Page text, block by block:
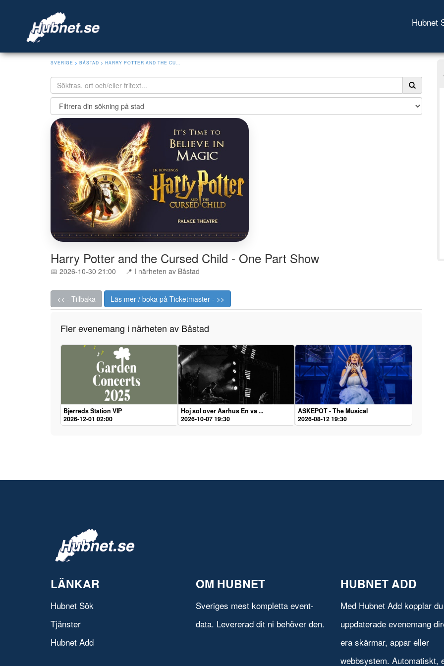
Hubnet
SVERIGE > BÅSTAD > HARRY POTTER AND THE CU...
Harry Potter and the Cursed Child - One Part Show
📅 2026-10-30 21:00 📍 I närheten av Båstad
<< - Tillbaka Läs mer / boka på Ticketmaster - >>
Fler evenemang i närheten av Båstad
Bjerreds Station VIP
2026-12-01 02:00
Hoj sol over Aarhus En va ...
2026-10-07 19:30
ASKEPOT - The Musical
2026-08-12 19:30
LÄNKAR
Hubnet Sök
Tjänster
Hubnet Add
OM HUBNET
Sveriges mest kompletta event-
data. Levererad dit ni behöver den.
HUBNET ADD
Med Hubnet Add kopplar
uppdaterade evenemang
era skärmar, appar eller
webbsystem. Automatiskt,